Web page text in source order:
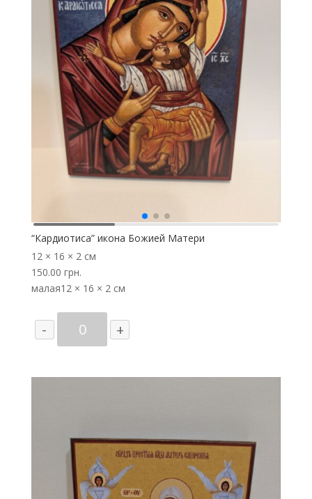
“Кардиотиса” икона Божией Матери
12 × 16 × 2 см
150.00 грн.
малая12 × 16 × 2 см
-
Количество
товара
+